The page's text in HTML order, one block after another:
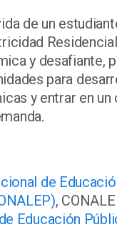
de un
y desafiante,
para
y entrar en
de
,
Educación